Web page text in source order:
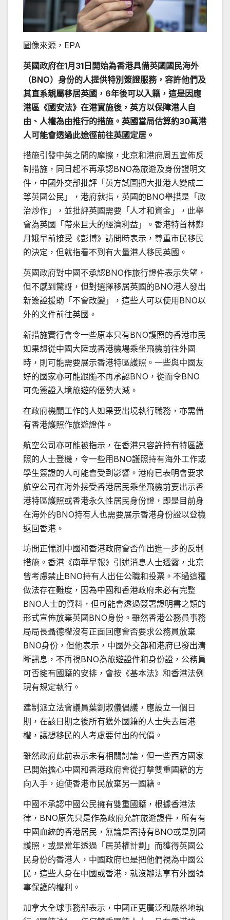
圖像來源， EPA
英國政府在1月31日開始為香港具備英國國民海外
（BNO）身份的人提供特別簽證服務，容許他們及
其直系親屬移居英國，6年後可以入籍，這是因應
港區《國安法》在港實施後，英方以保障港人自
由、人權為由推行的措施。英國當局估算約30萬港
人可能會透過此途徑前往英國定居。
措施引發中英之間的摩擦，北京和港府周五宣佈反
制措施，同日起不再承認BNO為旅遊及身份證明文
件，中國外交部批評「英方試圖把大批港人變成二
等英國公民」，港府就指，英國的BNO舉措是「政
治炒作」，並批評英國需要「人才和資金」，此舉
會為英國「帶來巨大的經濟利益」。香港特首林鄭
月娥早前接受《彭博》訪問時表示，尊重市民移民
的決定，但就指看不到有大量港人移民英國。
英國政府對中國不承認BNO作旅行證件表示失望，
但不感到驚訝，但對選擇移居英國的BNO港人發出
新簽證援助「不會改變」，這些人可以使用BNO以
外的文件前往英國。
新措施實行會令一些原本只有BNO護照的香港市民
如果想從中國大陸或香港機場乘坐飛機前往外國
時，則可能需要展示香港特區護照。一些與中國友
好的國家亦可能跟隨不再承認BNO，從而令BNO
可免簽證入境旅遊的優勢大減。
在政府機關工作的人如果要出境執行職務，亦需備
有香港護照作旅遊證件。
航空公司亦可能被指示，在香港只容許持有特區護
照的人士登機，令一些用BNO護照持有海外工作或
學生簽證的人可能會受到影響。港府已表明會要求
航空公司在海外接受香港居民乘坐飛機前要出示香
港特區護照或香港永久性居民身份證，即是目前身
在海外的BNO持有人也需要展示香港身份證以登機
返回香港。
坊間正惴測中國和香港政府會否作出進一步的反制
措施。香港《南華早報》引述消息人士透露，北京
曾考慮禁止BNO持有人出任公職和投票。不過這種
做法存在難度，因為中國和香港政府未必有完整
BNO人士的資料，但可能會透過簽署證明書之類的
形式宣佈放棄英國BNO身份。雖然香港公務員事務
局局長聶德權沒有正面回應會否要求公務員放棄
BNO身份，但他表示，中國外交部和港府已發出清
晰訊息，不再視BNO為旅遊證件和身份證，公務員
可否擁有國籍的安排，會按《基本法》和香港法例
現有規定執行。
建制派立法會議員葉劉淑儀倡議，應設立一個日
期，在該日期之後所有獲外國籍的人士失去居港
權，讓想移民的人考慮要付出的代價。
雖然政府此前表示未有相關討論，但一些西方國家
已開始擔心中國和香港政府會從打擊雙重國籍的方
向入手，迫使香港市民放棄另一國籍。
中國不承認中國公民擁有雙重國籍，根據香港法
律，BNO原先只是作為政府允許旅遊證件，所有有
中國血統的香港居民，無論是否持有BNO或是別國
護照，或是當年透過「居英權計劃」而獲得英國公
民身份的香港人，中國政府也是把他們視為中國公
民，這些人身在中國或香港，就沒辦法享有外國領
事保護的權利。
加拿大全球事務部表示，中國正更廣泛和嚴格地執